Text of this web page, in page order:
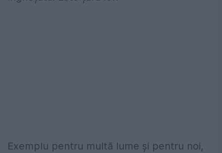
Exemplu pentru multă lume și pentru noi,